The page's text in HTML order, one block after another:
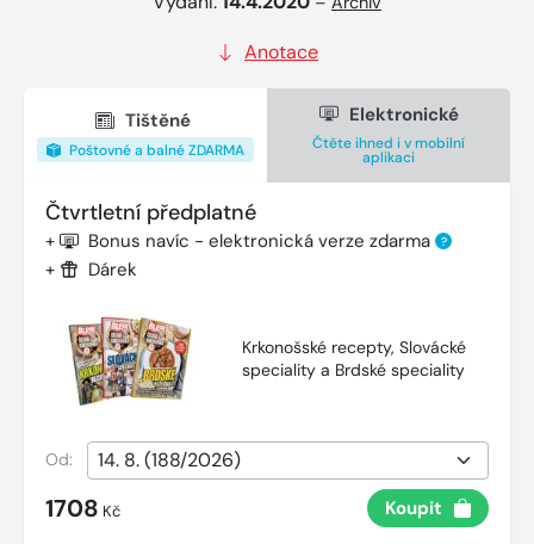
Anotace
Tištěné
Poštovné a balné ZDARMA
Elektronické
Čtěte ihned i v mobilní
aplikaci
Čtvrtletní předplatné
+ Bonus navíc - elektronická verze zdarma ?
+ Dárek
Krkonošské recepty, Slovácké
speciality a Brdské speciality
Od:
1708 Kč Koupit